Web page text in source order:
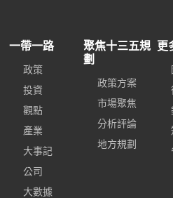
一帶一路
政策
投資
觀點
產業
大事記
公司
大數據
聚焦十三五規
劃
政策方案
市場聚焦
分析評論
地方規劃
更